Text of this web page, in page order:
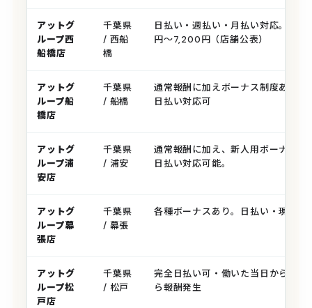
アットグ
ループ西
船橋店
千葉県
/ 西船
橋
日払い・週払い・月払い対応。時給
円〜7,200円（店舗公表）
アットグ
ループ船
橋店
千葉県
/ 船橋
通常報酬に加えボーナス制度あり。
日払い対応可
アットグ
ループ浦
安店
千葉県
/ 浦安
通常報酬に加え、新人用ボーナスな
日払い対応可能。
アットグ
ループ幕
張店
千葉県
/ 幕張
各種ボーナスあり。日払い・現金手
アットグ
ループ松
戸店
千葉県
/ 松戸
完全日払い可・働いた当日から即支
ら報酬発生